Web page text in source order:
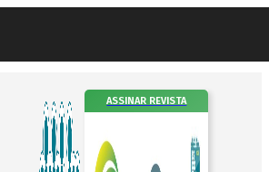
ASSINAR REVISTA